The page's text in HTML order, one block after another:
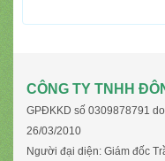
CÔNG TY TNHH
GPĐKKD số 0309878791
26/03/2010
Người đại diện: Giám đốc